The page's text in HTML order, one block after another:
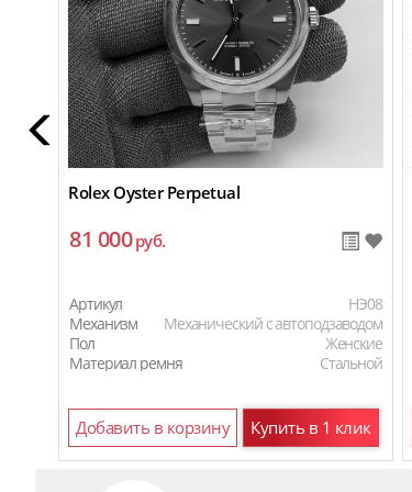
Rolex Oyster Perpetual
81 000руб.
Артикул
HЭ08
Механизм
Механический с автоподзаводом
Пол
Женские
Материал ремня
Стальной
Добавить в корзину Купить в 1 клик